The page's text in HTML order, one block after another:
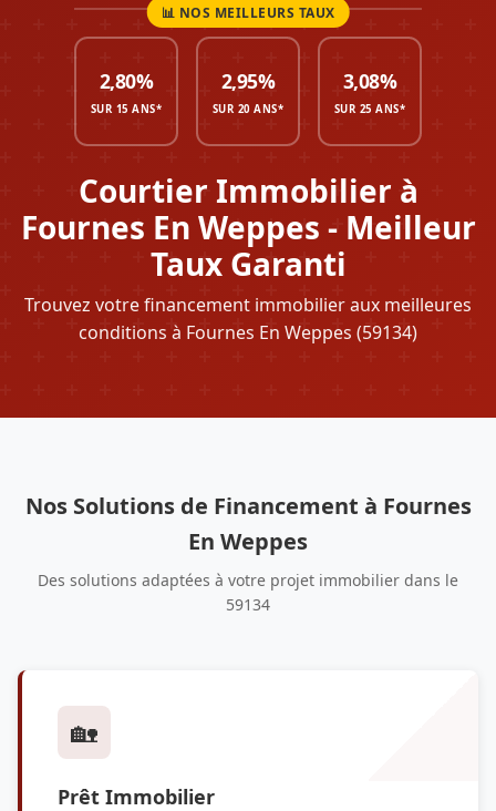
Courtier Immobilier à
Fournes En Weppes - Meilleur
Taux Garanti
Trouvez votre financement immobilier aux meilleures
conditions à Fournes En Weppes (59134)
2,80%
SUR 15 ANS*
2,95%
SUR 20 ANS*
3,08%
SUR 25 ANS*
Nos Solutions de Financement à Fournes
En Weppes
Des solutions adaptées à votre projet immobilier dans le
59134
🏡
Prêt Immobilier